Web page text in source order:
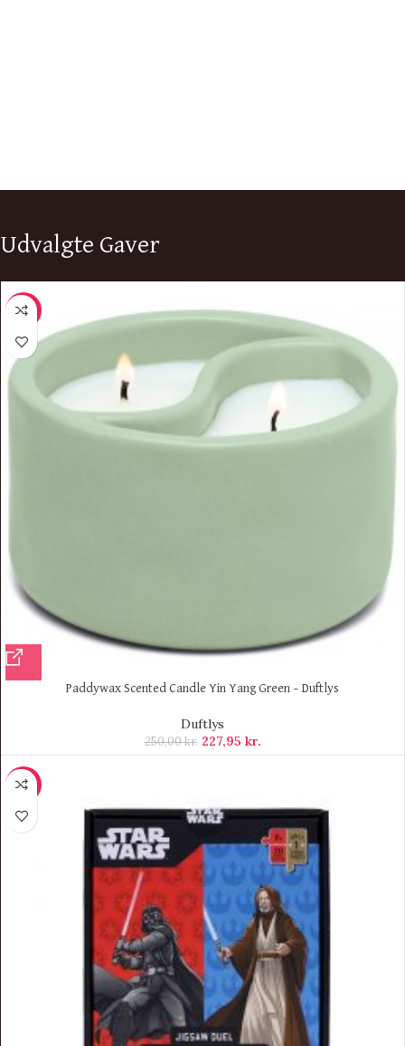
Udvalgte Gaver
-9%
Paddywax Scented Candle Yin Yang Green – Duftlys
Duftlys
250,00kr. 227,95 kr.
-8%